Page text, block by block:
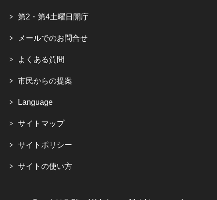
第2・第4土曜日開庁
メールでのお問合せ
よくある質問
市民からの提案
Language
サイトマップ
サイトポリシー
サイトの使い方